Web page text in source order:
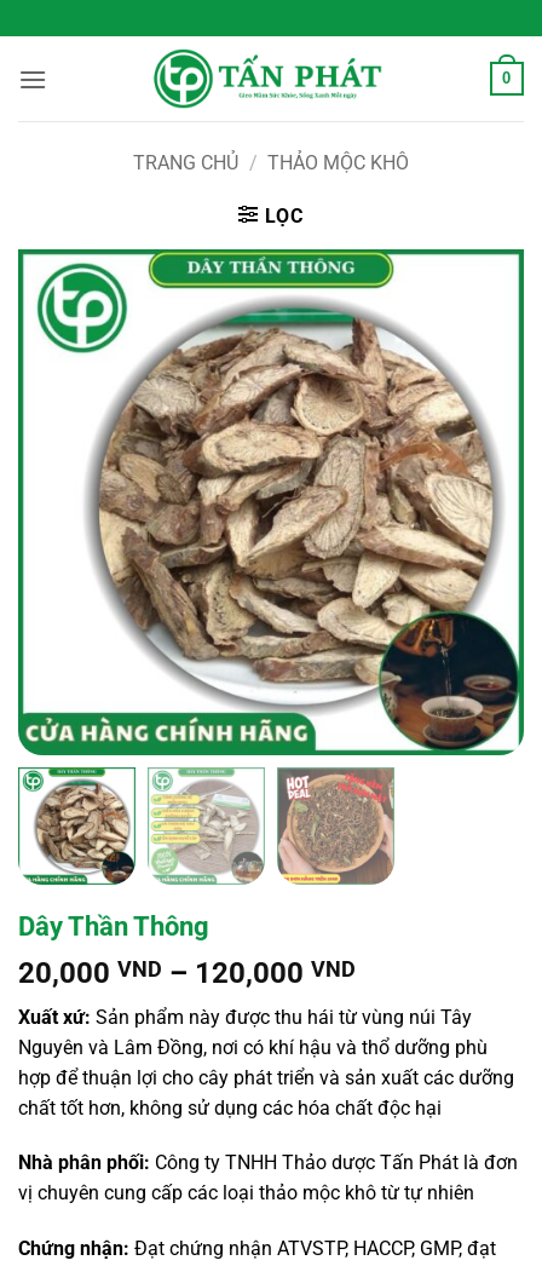
qua
nội
0
TRANG CHỦ / THẢO MỘC KHÔ
LỌC
Dây Thần Thông
20,000 VND – 120,000 VND
giá:
từ
20,000 VND
đến
120,000 VND
Xuất xứ: Sản phẩm này được thu hái từ vùng núi Tây
Nguyên và Lâm Đồng, nơi có khí hậu và thổ dưỡng phù
hợp để thuận lợi cho cây phát triển và sản xuất các dưỡng
chất tốt hơn, không sử dụng các hóa chất độc hại
Nhà phân phối: Công ty TNHH Thảo dược Tấn Phát là đơn
vị chuyên cung cấp các loại thảo mộc khô từ tự nhiên
Chứng nhận: Đạt chứng nhận ATVSTP, HACCP, GMP, đạt